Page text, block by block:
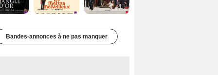
Bandes-annonces à ne pas manquer